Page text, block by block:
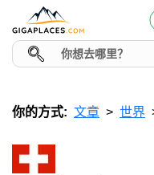
你的方式: 文章 世界